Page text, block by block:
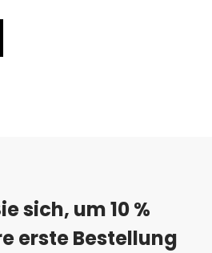
und Brüchen führen kann.
sich, um 10 %
erste Bestellung